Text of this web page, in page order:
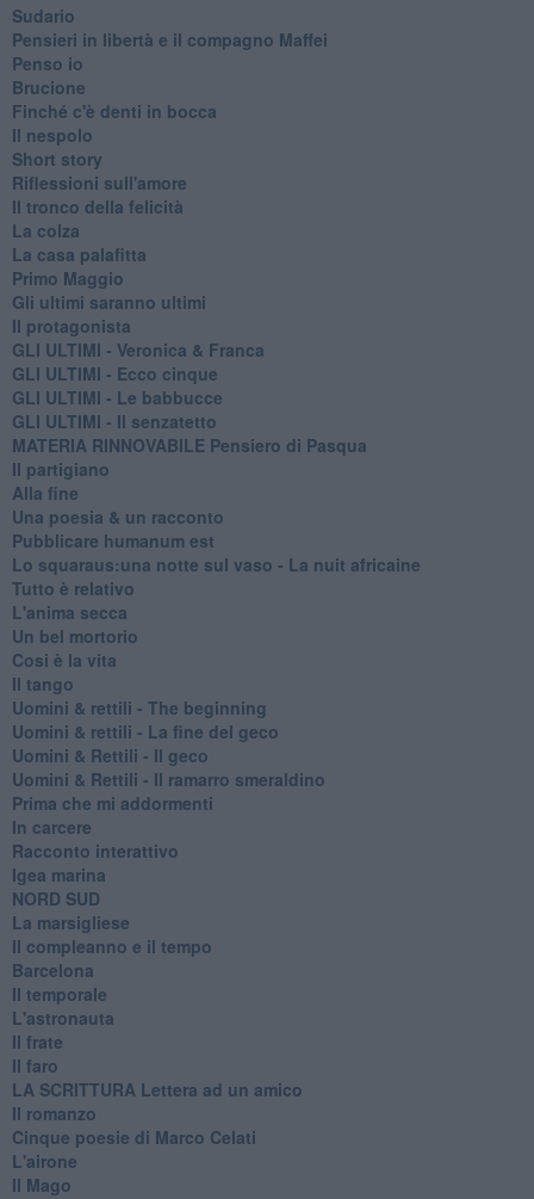
Sudario
Pensieri in libertà e il compagno Maffei
Penso io
Brucione
Finché c'è denti in bocca
Il nespolo
Short story
Riflessioni sull'amore
Il tronco della felicità
La colza
La casa palafitta
Primo Maggio
Gli ultimi saranno ultimi
Il protagonista
GLI ULTIMI - Veronica & Franca
GLI ULTIMI - Ecco cinque
GLI ULTIMI - Le babbucce
GLI ULTIMI - Il senzatetto
MATERIA RINNOVABILE Pensiero di Pasqua
Il partigiano
Alla fine
Una poesia & un racconto
Pubblicare humanum est
Lo squaraus:una notte sul vaso - La nuit africaine
Tutto è relativo
L'anima secca
Un bel mortorio
Cosi è la vita
Il tango
​Uomini & rettili - The beginning
​Uomini & rettili - La fine del geco
Uomini & Rettili - Il geco
Uomini & Rettili - Il ramarro smeraldino
Prima che mi addormenti
In carcere
Racconto interattivo
Igea marina
​NORD SUD
La marsigliese
Il compleanno e il tempo
Barcelona
Il temporale
L'astronauta
Il frate
Il faro
​LA SCRITTURA Lettera ad un amico
Il romanzo
Cinque poesie di Marco Celati
L'airone
Il Mago